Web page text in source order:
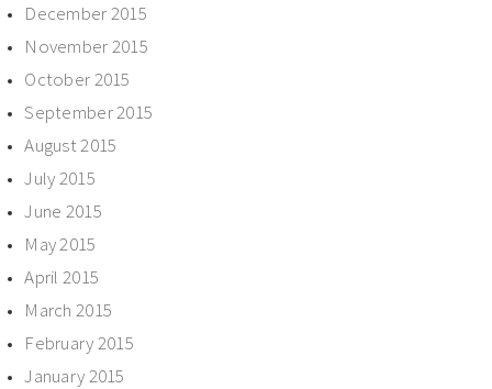
December 2015
November 2015
October 2015
September 2015
August 2015
July 2015
June 2015
May 2015
April 2015
March 2015
February 2015
January 2015